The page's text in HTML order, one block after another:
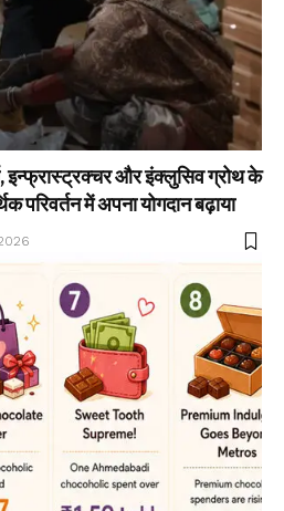
इन्फ्रास्ट्रक्चर और इंक्लुसिव ग्रोथ के
परिवर्तन में अपना योगदान बढ़ाया